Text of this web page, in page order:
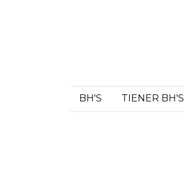
BH'S TIENER BH'S